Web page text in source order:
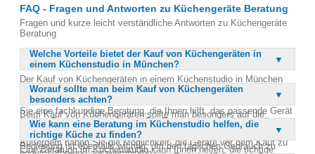
FAQ - Fragen und Antworten zu Küchengeräte Beratung
Fragen und kurze leicht verständliche Antworten zu Küchengeräte
Beratung
Welche Vorteile bietet der Kauf von Küchengeräten in
einem Küchenstudio in München?
Der Kauf von Küchengeräten in einem Küchenstudio in München
bietet zahlreiche Vorteile. Sie profitieren von einer großen Auswahl
an hochwertigen Geräten verschiedener Hersteller. Zudem erhalten
Sie eine fachkundige Beratung, die Ihnen hilft, das passende Gerät
für Ihre Bedürfnisse zu finden. Die Experten vor Ort können Ihnen
wertvolle Tipps zur Handhabung und Pflege der Geräte geben.
Außerdem haben Sie die Möglichkeit, die Geräte vor dem Kauf zu
Worauf sollte man beim Kauf von Küchengeräten
besonders achten?
Beim Kauf von Küchengeräten sollte man besonders auf die
Qualität und die Handhabung achten. Hochwertige Geräte sind
langlebiger und sicherer im Gebrauch. Eine einfache und intuitive
Bedienung ist ebenfalls wichtig, um den täglichen Gebrauch zu
Wie kann eine Beratung im Küchenstudio helfen, die
richtige Küche zu finden?
Eine Beratung im Küchenstudio kann Ihnen helfen, die richtige